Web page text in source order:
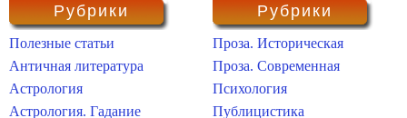
Рубрики
Полезные статьи
Античная литература
Астрология
Астрология. Гадание
Рубрики
Проза. Историческая
Проза. Современная
Психология
Публицистика